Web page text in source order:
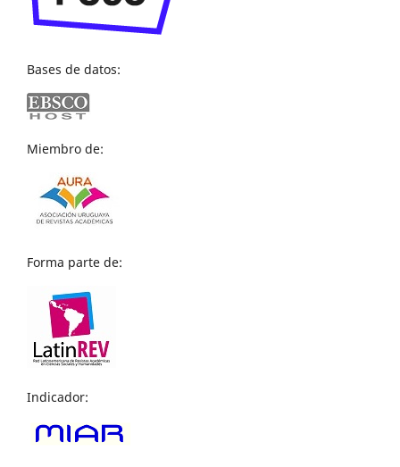
Bases de datos:
Miembro de:
Forma parte de:
Indicador: